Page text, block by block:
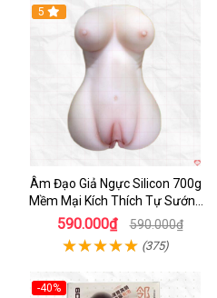
5
Âm Đạo Giả Ngực Silicon 700g
Mềm Mại Kích Thích Tự Sướng
Nam
590.000₫ 590.000₫
(375)
-40%